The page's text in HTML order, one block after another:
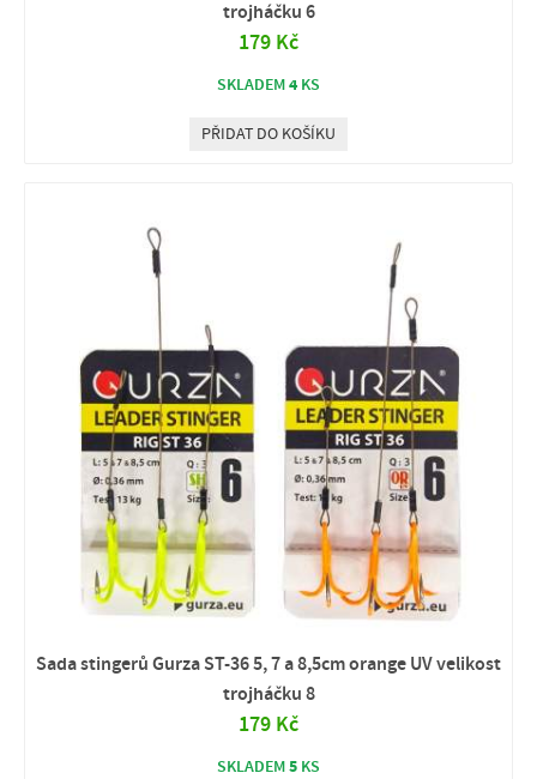
trojháčku 6
179 Kč
SKLADEM4 KS
PŘIDAT DO KOŠÍKU
Sada stingerů Gurza ST-36 5, 7 a 8,5cm orange UV velikost
trojháčku 8
179 Kč
SKLADEM5 KS